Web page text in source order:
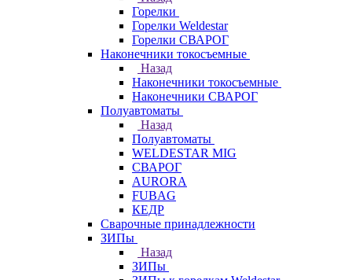
Горелки
Горелки Weldestar
Горелки СВАРОГ
Наконечники токосъемные
Назад
Наконечники токосъемные
Наконечники СВАРОГ
Полуавтоматы
Назад
Полуавтоматы
WELDESTAR MIG
СВАРОГ
AURORA
FUBAG
КЕДР
Сварочные принадлежности
ЗИПы
Назад
ЗИПы